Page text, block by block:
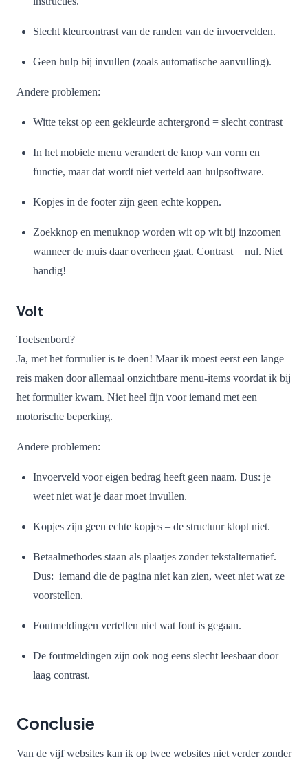
Slecht kleurcontrast van de randen van de invoervelden.
Geen hulp bij invullen (zoals automatische aanvulling).
Andere problemen:
Witte tekst op een gekleurde achtergrond = slecht contrast
In het mobiele menu verandert de knop van vorm en
functie, maar dat wordt niet verteld aan hulpsoftware.
Kopjes in de footer zijn geen echte koppen.
Zoekknop en menuknop worden wit op wit bij inzoomen
wanneer de muis daar overheen gaat. Contrast = nul. Niet
handig!
Volt
Toetsenbord?
Ja, met het formulier is te doen! Maar ik moest eerst een lange
reis maken door allemaal onzichtbare menu-items voordat ik bij
het formulier kwam. Niet heel fijn voor iemand met een
motorische beperking.
Andere problemen:
Invoerveld voor eigen bedrag heeft geen naam. Dus: je
weet niet wat je daar moet invullen.
Kopjes zijn geen echte kopjes – de structuur klopt niet.
Betaalmethodes staan als plaatjes zonder tekstalternatief.
Dus: iemand die de pagina niet kan zien, weet niet wat ze
voorstellen.
Foutmeldingen vertellen niet wat fout is gegaan.
De foutmeldingen zijn ook nog eens slecht leesbaar door
laag contrast.
Conclusie
Van de vijf websites kan ik op twee websites niet verder zonder